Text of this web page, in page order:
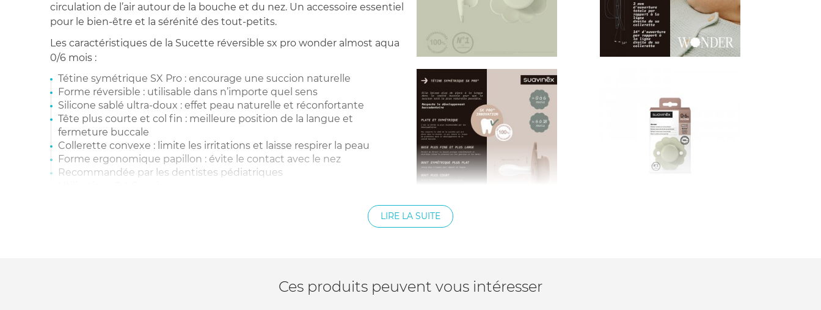
circulation de l’air autour de la bouche et du nez. Un accessoire essentiel
pour le bien-être et la sérénité des tout-petits.
Les caractéristiques de la Sucette réversible sx pro wonder almost aqua
0/6 mois :
Tétine symétrique SX Pro : encourage une succion naturelle
Forme réversible : utilisable dans n’importe quel sens
Silicone sablé ultra-doux : effet peau naturelle et réconfortante
Tête plus courte et col fin : meilleure position de la langue et
fermeture buccale
Collerette convexe : limite les irritations et laisse respirer la peau
Forme ergonomique papillon : évite le contact avec le nez
Recommandée par les dentistes pédiatriques
LIRE LA SUITE
Ces produits peuvent vous intéresser